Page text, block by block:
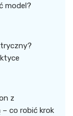
model?
z
co robić krok